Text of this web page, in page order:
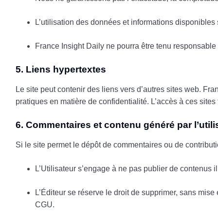
L’utilisation des données et informations
France Insight Daily ne pourra être tenu
5. Liens hypertextes
Le site peut contenir des liens vers d’autres sites web.
pratiques en matière de confidentialité. L’accès à ces
6. Commentaires et contenu généré par
Si le site permet le dépôt de commentaires ou de
L’Utilisateur s’engage à ne pas publier de
L’Éditeur se réserve le droit de supprimer, sans
CGU.